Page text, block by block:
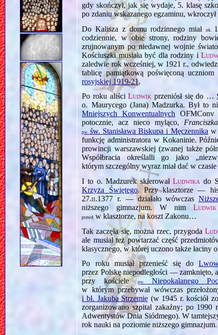
gdy skończył, jak się wydaje, 5. klasę
po zdaniu wskazanego egzaminu,
Do Kalisza z domu rodzinnego miał
ok.
codziennie, w obie strony, rodziny
zrujnowanym po niedawnej wojnie
Kościuszki musiała być dla rodziny i
zaledwie rok wcześniej, w 1921 r.,
tablicę pamiątkową poświęconą
rosyjskiej 1919‑21.
Po roku aliściLudwik przeniósł się do …
o. Maurycego (Jana) Madzurka. Był to
Mniejszych Konwentualnych
potocznie, acz nieco myląco,
pw. św. Stanisława Biskupa i Męczennika w
funkcję administratora w Kokaninie.
prowincji warszawskiej (zwanej także
Współbracia określalli go jako
którym szczególny wyraz miał dać w
I to o. Madzurek skierowałLudwika do
Krzyża Świętego. Przy klasztorze —
27.ii.1377 r. — działało wówczas
niższego gimnazjum. W nimLudwik
prawd. w klasztorze, na koszt Zakonu…
Tak zaczęła się, można rzec, przygoda
ale musiał też powtarzać część
klasycznego, w której uczono także
Po roku musiał przenieść się do
przez Polskę niepodległości — zamknięto,
przy kościelepw. Niepokalanego
w którym przebywał wówczas
i bł. Jakuba Strzemię (w 1945 r. kościół
zorganizowano szpital zakaźny; po 1990
Adwentystów Dnia Siódmego). W
rok nauki na poziomie niższego gimnazjum.